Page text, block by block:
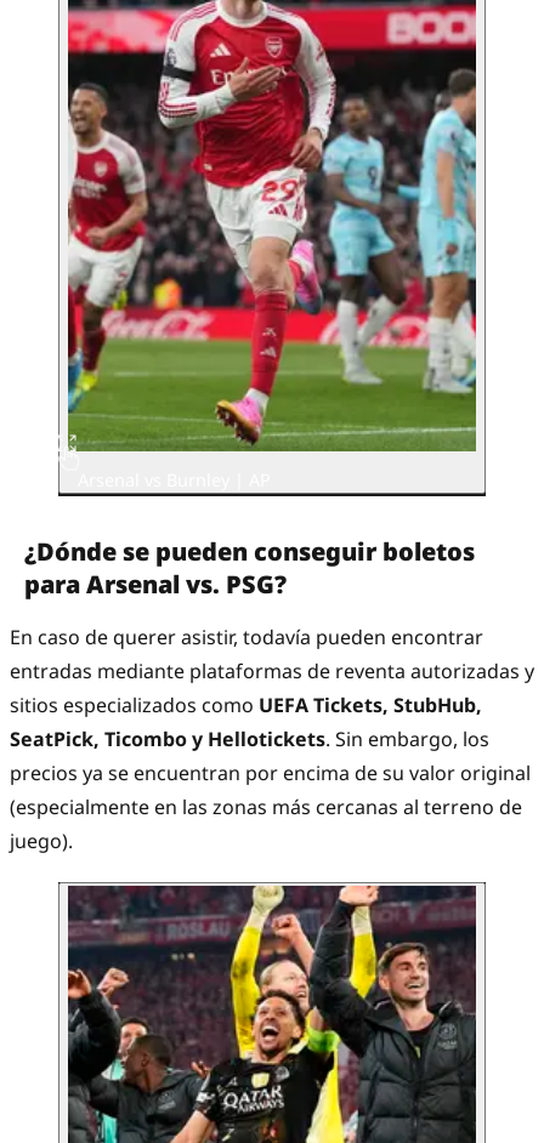
¿Dónde se pueden conseguir boletos
para Arsenal vs. PSG?
En caso de querer asistir, todavía pueden encontrar
entradas mediante plataformas de reventa autorizadas y
sitios especializados como UEFA Tickets, StubHub,
SeatPick, Ticombo y Hellotickets. Sin embargo, los
precios ya se encuentran por encima de su valor original
(especialmente en las zonas más cercanas al terreno de
juego).